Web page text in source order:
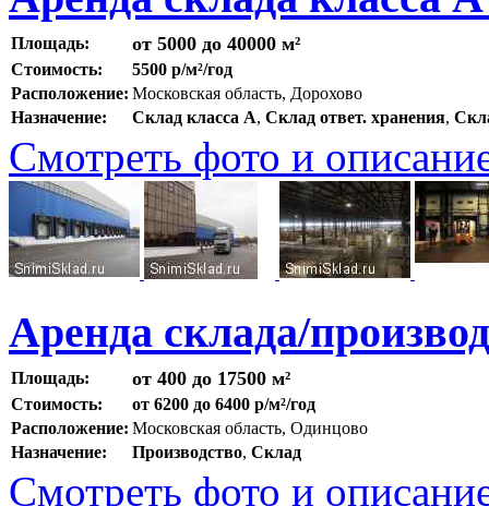
Площадь: от 5000 до 40000 м²
Стоимость:
5500 р/м²/год
Расположение: Московская область, Дорохово
Назначение:
Склад класса A, Склад ответ. хранения,
Смотреть фото и
Аренда склада/
Площадь: от 400 до 17500 м²
Стоимость:
от 6200 до 6400 р/м²/год
Расположение: Московская область, Одинцово
Назначение:
Производство, Склад
Смотреть фото и